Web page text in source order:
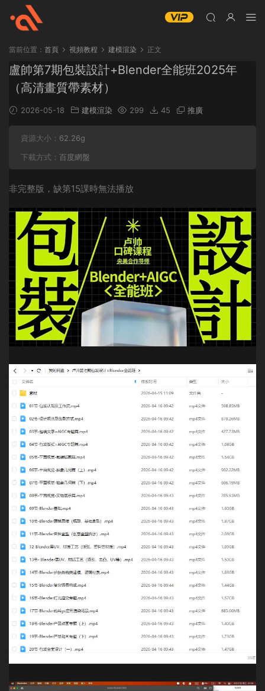
當前位置： 首頁 視頻教程 建模渲染 正文
盧帥第7期包裝設計+Blender全能班2025年
（高清畫質帶素材）
2026-05-18 建模渲染 299 45 推廣
資源大小： 62.26g
下載方式： 百度網盤
非完整版，缺第15課時無法播放